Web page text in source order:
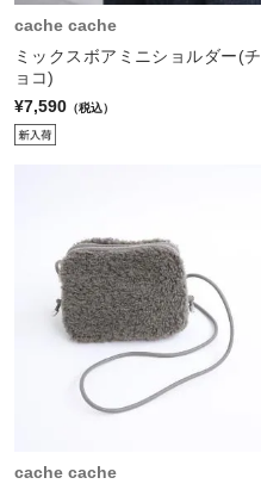
cache cache
ミックスボアミニショルダー(チ
ョコ)
¥7,590 （税込）
cache cache